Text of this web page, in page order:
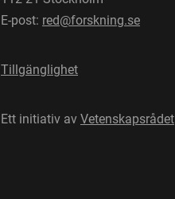
E-post: red@forskning.se
Tillgänglighet
Ett initiativ av Vetenskapsrådet